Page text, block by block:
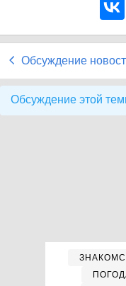
Обсуждение
Обсуждение этой